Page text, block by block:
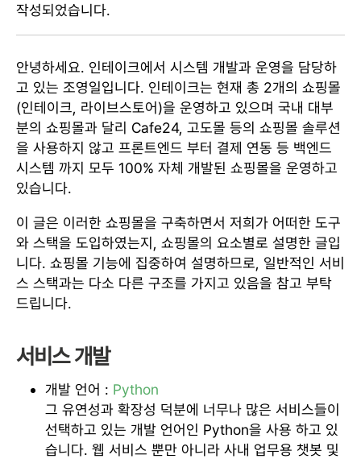
작성되었습니다.
안녕하세요. 인테이크에서 시스템 개발과 운영을 담당하
고 있는 조영일입니다. 인테이크는 현재 총 2개의 쇼핑몰
(인테이크, 라이브스토어)을 운영하고 있으며 국내 대부
분의 쇼핑몰과 달리 Cafe24, 고도몰 등의 쇼핑몰 솔루션
을 사용하지 않고 프론트엔드 부터 결제 연동 등 백엔드
시스템 까지 모두 100% 자체 개발된 쇼핑몰을 운영하고
있습니다.
이 글은 이러한 쇼핑몰을 구축하면서 저희가 어떠한 도구
와 스택을 도입하였는지, 쇼핑몰의 요소별로 설명한 글입
니다. 쇼핑몰 기능에 집중하여 설명하므로, 일반적인 서비
스 스택과는 다소 다른 구조를 가지고 있음을 참고 부탁
드립니다.
서비스 개발
개발 언어 : Python
그 유연성과 확장성 덕분에 너무나 많은 서비스들이
선택하고 있는 개발 언어인 Python을 사용 하고 있
습니다. 웹 서비스 뿐만 아니라 사내 업무용 챗봇 및